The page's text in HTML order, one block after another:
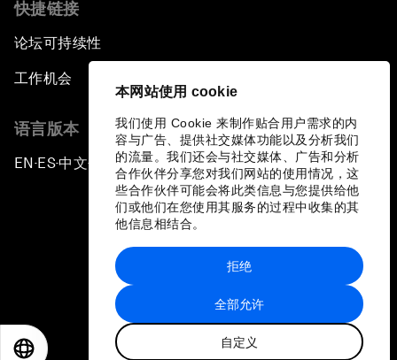
本网站使用 cookie
我们使用 Cookie 来制作贴合用户需求的内
容与广告、提供社交媒体功能以及分析我们
的流量。我们还会与社交媒体、广告和分析
合作伙伴分享您对我们网站的使用情况，这
些合作伙伴可能会将此类信息与您提供给他
们或他们在您使用其服务的过程中收集的其
他信息相结合。
全部允许
自定义
拒绝
快捷链接
论坛可持续性
工作机会
语言版本
EN ▪ES▪中文▪ 日本語
站点地图
世界经济论坛